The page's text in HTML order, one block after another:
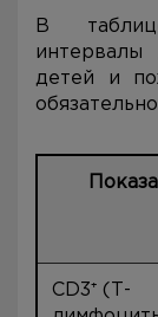
В
детей и
CD3⁺ (Т-